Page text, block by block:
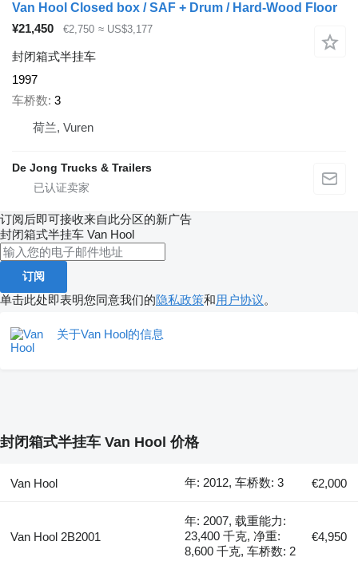
Van Hool Closed box / SAF + Drum / Hard-Wood Floor
¥21,450
€2,750 ≈ US$3,177
封闭箱式半挂车
1997
车桥数 3
荷兰, Vuren
De Jong Trucks & Trailers
订阅后即可接收来自此分区的新广告
封闭箱式半挂车 Van Hool
订阅
单击此处即表明您同意我们的隐私政策和用户协议。
关于Van Hool的信息
封闭箱式半挂车 Van Hool 价格
Van Hool 年: 2012, 车桥数: 3 €2,000
Van Hool 2B2001
年: 2007, 载重能力:
23,400 千克, 净重:
8,600 千克, 车桥数: 2
€4,950